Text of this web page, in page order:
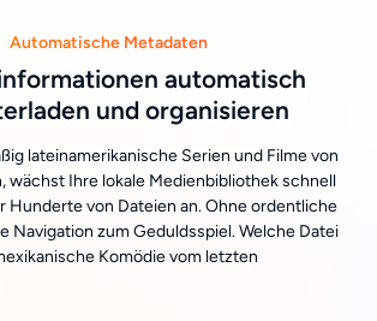
Automatische Metadaten
automatisch
und organisieren
lateinamerikanische Serien und Filme von
wächst Ihre lokale Medienbibliothek schnell
Hunderte von Dateien an. Ohne ordentliche
Navigation zum Geduldsspiel. Welche Datei
Komödie vom letzten